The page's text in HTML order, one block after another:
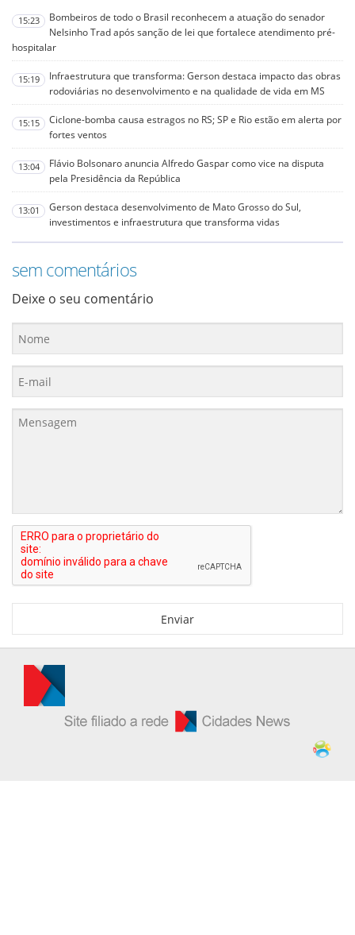
15:23
Bombeiros de todo o Brasil reconhecem a atuação do senador
Nelsinho Trad após sanção de lei que fortalece atendimento pré-
hospitalar
15:19
Infraestrutura que transforma: Gerson destaca impacto das obras
rodoviárias no desenvolvimento e na qualidade de vida em MS
15:15
Ciclone-bomba causa estragos no RS; SP e Rio estão em alerta por
fortes ventos
13:04
Flávio Bolsonaro anuncia Alfredo Gaspar como vice na disputa
pela Presidência da República
13:01
Gerson destaca desenvolvimento de Mato Grosso do Sul,
investimentos e infraestrutura que transforma vidas
sem comentários
Deixe o seu comentário
Enviar